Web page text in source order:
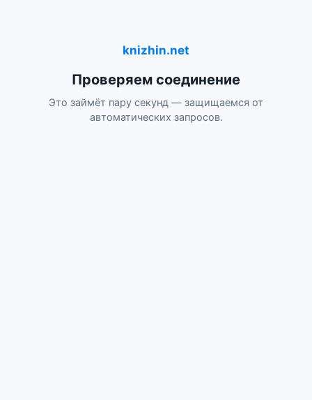
knizhin.net
Проверяем соединение
Это займёт пару секунд — защищаемся от
автоматических запросов.